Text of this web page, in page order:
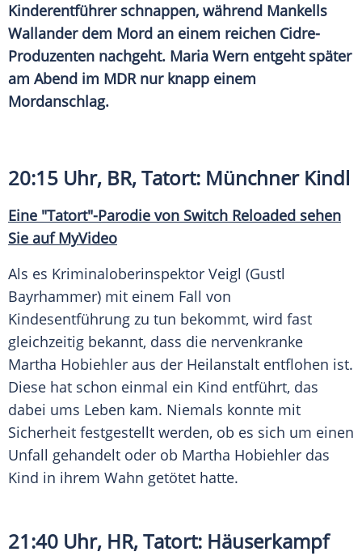
Kinderentführer schnappen, während Mankells
Wallander dem Mord an einem reichen Cidre-
Produzenten nachgeht. Maria Wern entgeht später
am Abend im MDR nur knapp einem
Mordanschlag.
20:15 Uhr, BR, Tatort: Münchner Kindl
Eine "Tatort"-Parodie von Switch Reloaded sehen
Sie auf MyVideo
Als es Kriminaloberinspektor Veigl (Gustl
Bayrhammer) mit einem Fall von
Kindesentführung zu tun bekommt, wird fast
gleichzeitig bekannt, dass die nervenkranke
Martha Hobiehler aus der Heilanstalt entflohen ist.
Diese hat schon einmal ein Kind entführt, das
dabei ums Leben kam. Niemals konnte mit
Sicherheit festgestellt werden, ob es sich um einen
Unfall gehandelt oder ob Martha Hobiehler das
Kind in ihrem Wahn getötet hatte.
21:40 Uhr, HR, Tatort: Häuserkampf